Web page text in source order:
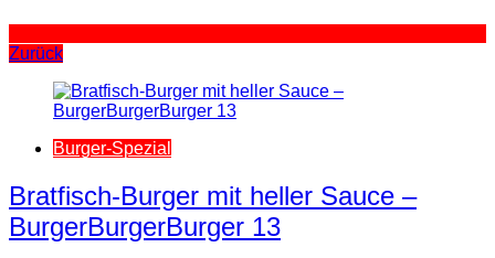
Zurück
Burger-Spezial
Bratfisch-Burger mit heller Sauce –
BurgerBurgerBurger 13